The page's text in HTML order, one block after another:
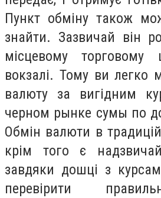
Пункт обміну також
знайти. Зазвичай він
місцевому
вокзалі. Тому ви легко
валюту за вигідним
черном рынке сумы по
Обмін валюти в
крім того є
завдяки дошці з
перевірити